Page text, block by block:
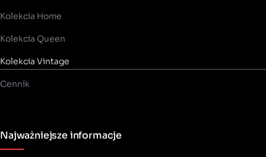
Kolekcia Home
Kolekcia Queen
Kolekcia Vintage
Cenník
Najważniejsze informacje